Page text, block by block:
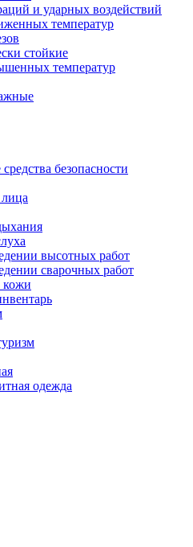
и ударных воздействий
температур
стойкие
температур
безопасности
высотных работ
сварочных работ
кожи
одежда